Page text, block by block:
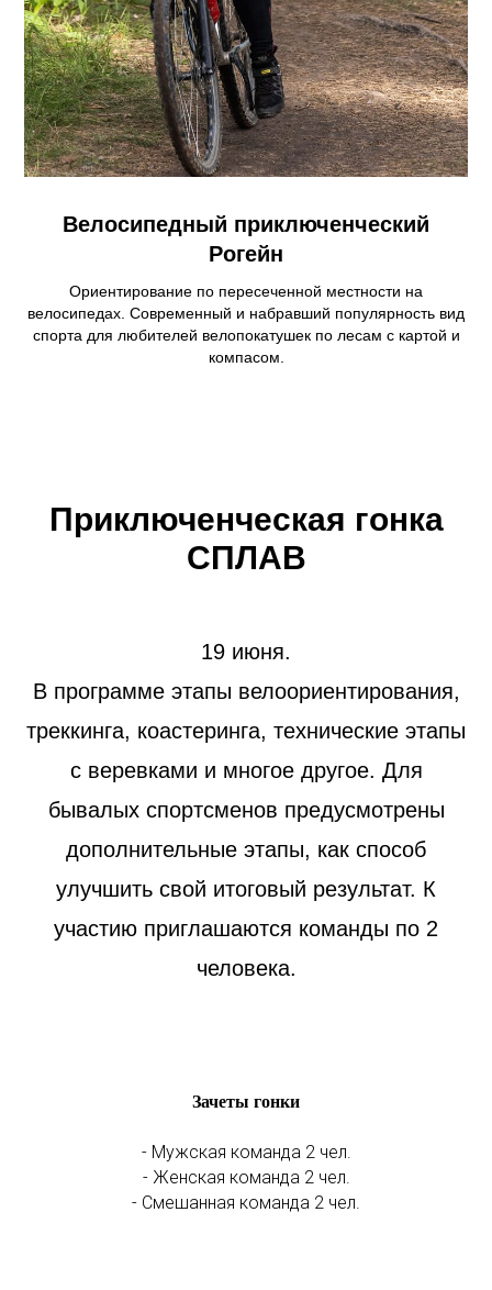
Велосипедный приключенческий
Рогейн
Ориентирование по пересеченной местности на
велосипедах. Современный и набравший популярность вид
спорта для любителей велопокатушек по лесам с картой и
компасом.
Приключенческая гонка
СПЛАВ
19 июня.
В программе этапы велоориентирования,
треккинга, коастеринга, технические этапы
с веревками и многое другое. Для
бывалых спортсменов предусмотрены
дополнительные этапы, как способ
улучшить свой итоговый результат. К
участию приглашаются команды по 2
человека.
Зачеты гонки
- Мужская команда 2 чел.
- Женская команда 2 чел.
- Смешанная команда 2 чел.